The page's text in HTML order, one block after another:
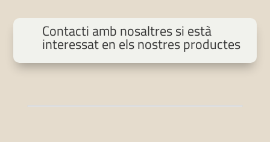
Contacti amb nosaltres si està
interessat en els nostres productes